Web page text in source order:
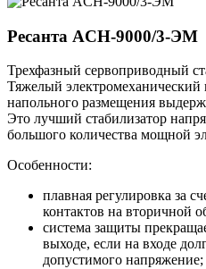
Ресанта ACH-9000/3-ЭМ
Трехфазный сервоприводный
Тяжелый электромеханический
напольного размещения
Это лучший стабилизатор
большого количества мощной
Особенности:
плавная регулировка за
контактов на вторичной
система защиты
выходе, если на входе
допустимого напряжение;